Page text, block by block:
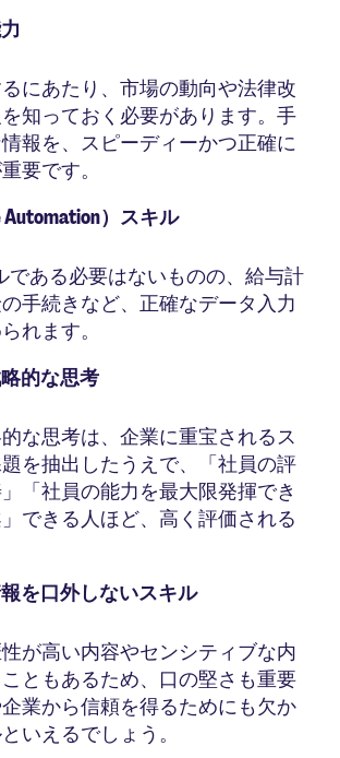
にあたり、市場の動向や法律改
知っておく必要があります。手
報を、スピーディーかつ正確に
要です。
）スキル
である必要はないものの、給与計
手続きなど、正確なデータ入力
れます。
的な思考
な思考は、企業に重宝されるス
を抽出したうえで、「社員の評
「社員の能力を最大限発揮でき
できる人ほど、高く評価される
を口外しないスキル
が高い内容やセンシティブな内
ともあるため、口の堅さも重要
業から信頼を得るためにも欠か
いえるでしょう。